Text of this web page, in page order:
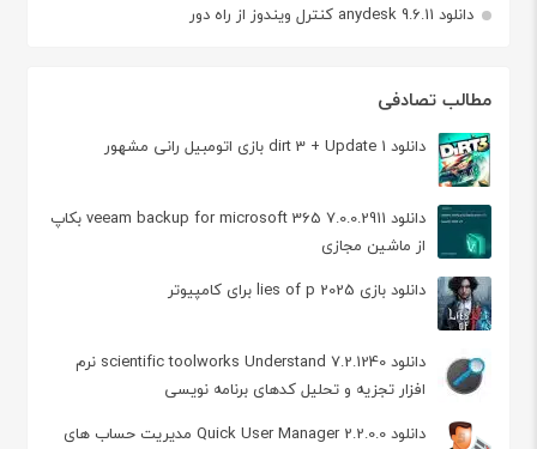
دانلود anydesk 9.6.11 کنترل ویندوز از راه دور
مطالب تصادفی
دانلود dirt 3 + Update 1 بازی اتومبیل رانی مشهور
دانلود veeam backup for microsoft 365 7.0.0.2911 بکاپ
از ماشین مجازی
دانلود بازی 2025 lies of p برای کامپیوتر
دانلود scientific toolworks Understand 7.2.1240 نرم
افزار تجزیه و تحلیل کدهای برنامه نویسی
دانلود Quick User Manager 2.2.0.0 مدیریت حساب‌ های